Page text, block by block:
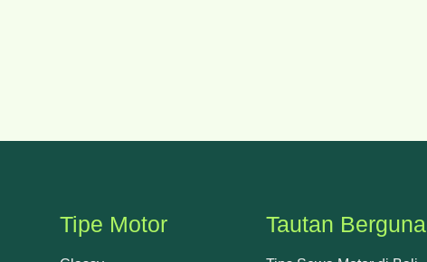
Tipe Motor Tautan Berguna